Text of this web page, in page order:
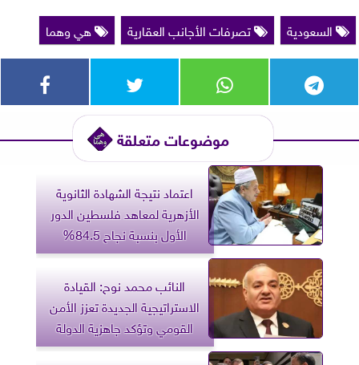
السعودية
تصرفات الأجانب العقارية هي وهما
موضوعات متعلقة
اعتماد نتيجة الشهادة الثانوية
الأزهرية لمعاهد فلسطين الدور
الأول بنسبة نجاح 84.5%
النائب محمد نوح: القيادة
الاستراتيجية الجديدة تعزز الأمن
القومي وتؤكد جاهزية الدولة